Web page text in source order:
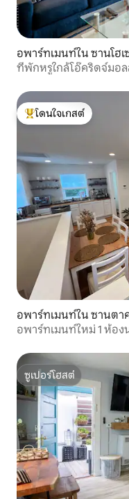
อพาร์ทเมนท์ใน ซานโฮเซ
ที่พักหรูใกล้โอ๊คริดจ์มอ
โดนใจเกสต์ที่สุด
โดนใจเกสต์
อพาร์ทเมนท์ใน ซานตา
อพาร์ทเมนท์ใหม่ 1 ห้อ
ซูเปอร์โฮสต์
ซูเปอร์โฮสต์